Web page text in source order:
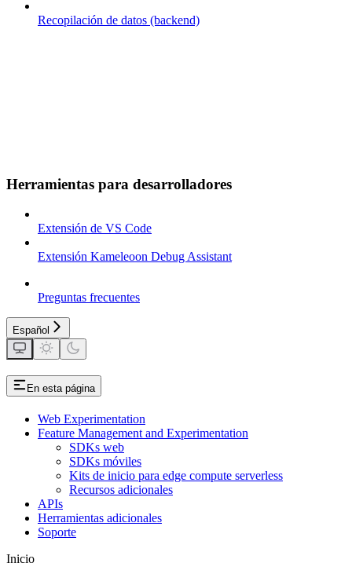
Recopilación de datos (backend)
Herramientas para desarrolladores
Extensión de VS Code
Extensión Kameleoon Debug Assistant
Preguntas frecuentes
Español
En esta página
Web Experimentation
Feature Management and Experimentation
SDKs web
SDKs móviles
Kits de inicio para edge compute serverless
Recursos adicionales
APIs
Herramientas adicionales
Soporte
Inicio